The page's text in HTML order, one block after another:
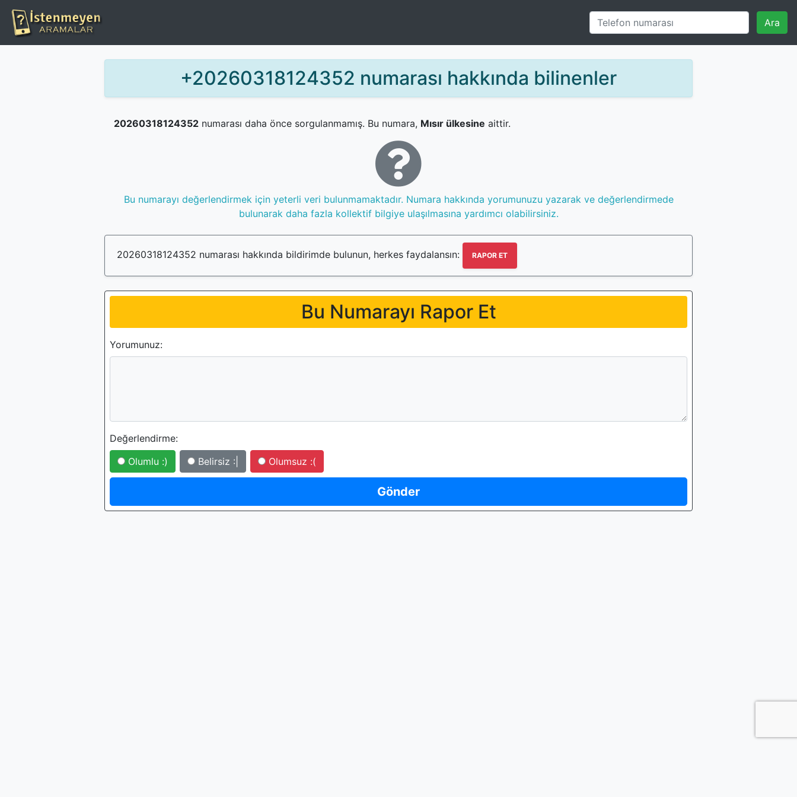
Ara
+20260318124352 numarası hakkında bilinenler
20260318124352 numarası daha önce sorgulanmamış. Bu numara, Mısır ülkesine aittir.
Bu numarayı değerlendirmek için yeterli veri bulunmamaktadır. Numara hakkında yorumunuzu yazarak ve değerlendirmede
bulunarak daha fazla kollektif bilgiye ulaşılmasına yardımcı olabilirsiniz.
20260318124352 numarası hakkında bildirimde bulunun, herkes faydalansın: RAPOR ET
Bu Numarayı Rapor Et
Yorumunuz:
Değerlendirme:
Olumlu :)
Belirsiz :| Olumsuz :(